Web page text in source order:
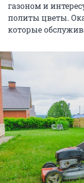
газоном и
политы цветы.
которые